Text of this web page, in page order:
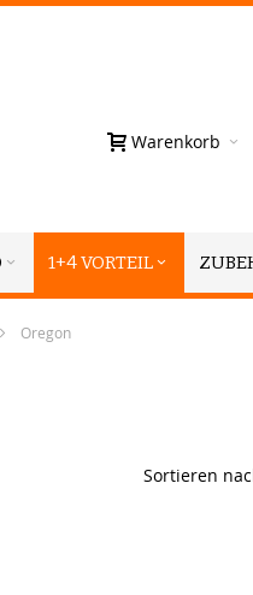
Warenkorb
1+4 VORTEIL
Oregon
Sortieren